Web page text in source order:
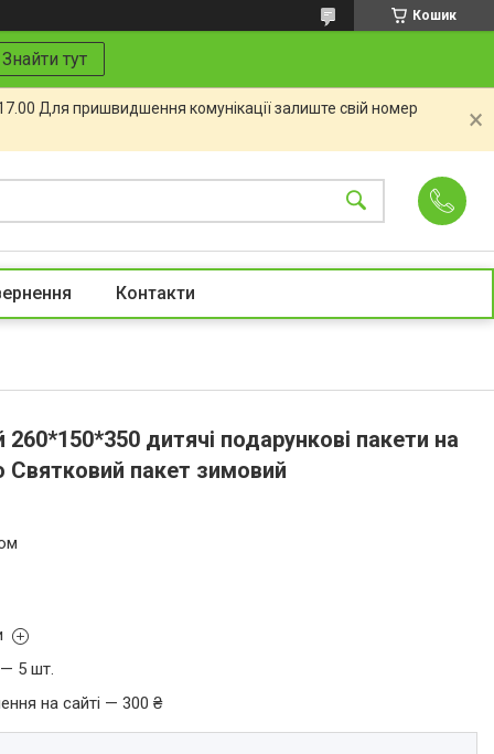
Кошик
Знайти тут
Для пришвидшення комунікації залиште свій номер
Контакти
дитячі подарункові пакети на
Святковий пакет зимовий
5 шт.
на сайті — 300 ₴